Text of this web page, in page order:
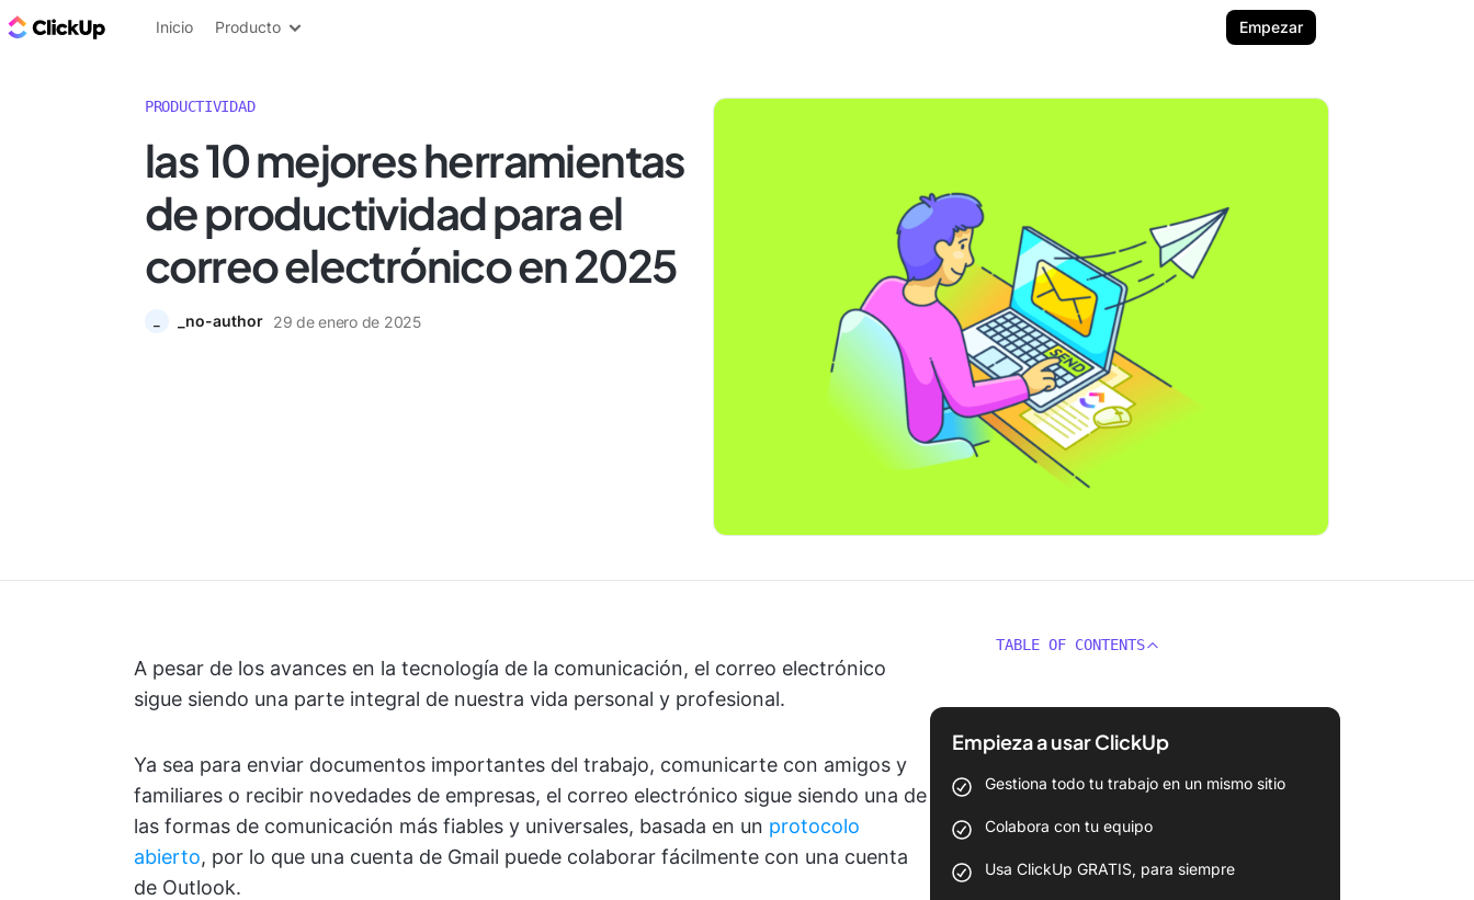
ClickUp Blog
Inicio Producto Empezar
PRODUCTIVIDAD
las 10 mejores herramientas
de productividad para el
correo electrónico en 2025
_no-author 29 de enero de 2025
A pesar de los avances en la tecnología de la comunicación, el correo electrónico
sigue siendo una parte integral de nuestra vida personal y profesional.
Ya sea para enviar documentos importantes del trabajo, comunicarte con amigos y
familiares o recibir novedades de empresas, el correo electrónico sigue siendo una de
las formas de comunicación más fiables y universales, basada en un protocolo
abierto, por lo que una cuenta de Gmail puede colaborar fácilmente con una cuenta
de Outlook.
TABLE OF CONTENTS
Empieza a usar ClickUp
Gestiona todo tu trabajo en un mismo sitio
Colabora con tu equipo
Usa ClickUp GRATIS, para siempre